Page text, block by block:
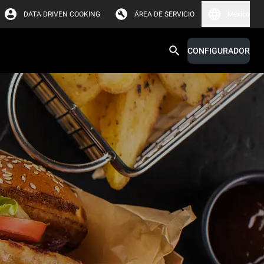
DATA DRIVEN COOKING ÁREA DE SERVICIO
CONFIGURADOR